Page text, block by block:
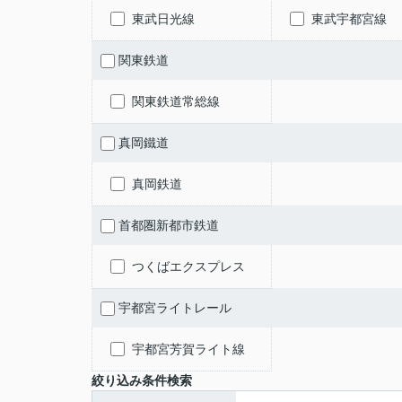
東武日光線 東武宇都宮線
関東鉄道
関東鉄道常総線
真岡鐵道
真岡鉄道
首都圏新都市鉄道
つくばエクスプレス
宇都宮ライトレール
宇都宮芳賀ライト線
絞り込み条件検索